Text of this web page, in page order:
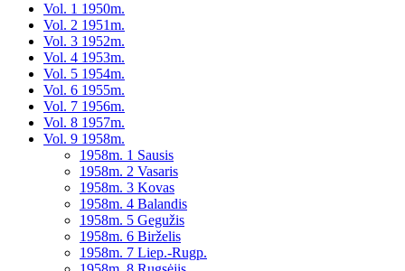
Vol. 1 1950m.
Vol. 2 1951m.
Vol. 3 1952m.
Vol. 4 1953m.
Vol. 5 1954m.
Vol. 6 1955m.
Vol. 7 1956m.
Vol. 8 1957m.
Vol. 9 1958m.
1958m. 1 Sausis
1958m. 2 Vasaris
1958m. 3 Kovas
1958m. 4 Balandis
1958m. 5 Gegužis
1958m. 6 Birželis
1958m. 7 Liep.-Rugp.